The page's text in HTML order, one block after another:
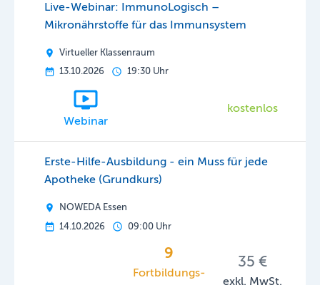
Live-Webinar: ImmunoLogisch –
Mikronährstoffe für das Immunsystem
Virtueller Klassenraum
13.10.2026
19:30 Uhr
Webinar
kostenlos
Erste-Hilfe-Ausbildung - ein Muss für jede
Apotheke (Grundkurs)
NOWEDA Essen
14.10.2026
09:00 Uhr
9
Fortbildungs­
35 €
exkl. MwSt.